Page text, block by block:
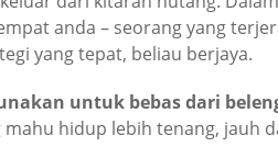
anda – seorang yang
yang tepat, beliau berjaya.
untuk bebas dari
hidup lebih tenang, jauh